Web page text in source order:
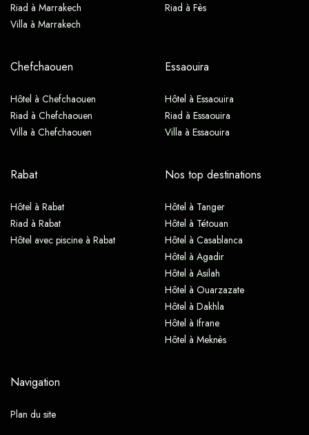
Riad à Marrakech
Villa à Marrakech
Riad à Fès
Chefchaouen
Hôtel à Chefchaouen
Riad à Chefchaouen
Villa à Chefchaouen
Essaouira
Hôtel à Essaouira
Riad à Essaouira
Villa à Essaouira
Rabat
Hôtel à Rabat
Riad à Rabat
Hôtel avec piscine à Rabat
Nos top destinations
Hôtel à Tanger
Hôtel à Tétouan
Hôtel à Casablanca
Hôtel à Agadir
Hôtel à Asilah
Hôtel à Ouarzazate
Hôtel à Dakhla
Hôtel à Ifrane
Hôtel à Meknès
Navigation
Plan du site